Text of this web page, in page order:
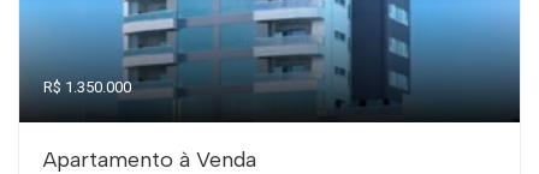
R$ 1.350.000
Apartamento à Venda